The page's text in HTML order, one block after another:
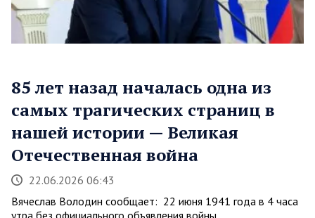
85 лет назад началась одна из
самых трагических страниц в
нашей истории — Великая
Отечественная война
22.06.2026 06:43
Вячеслав Володин сообщает: 22 июня 1941 года в 4 часа